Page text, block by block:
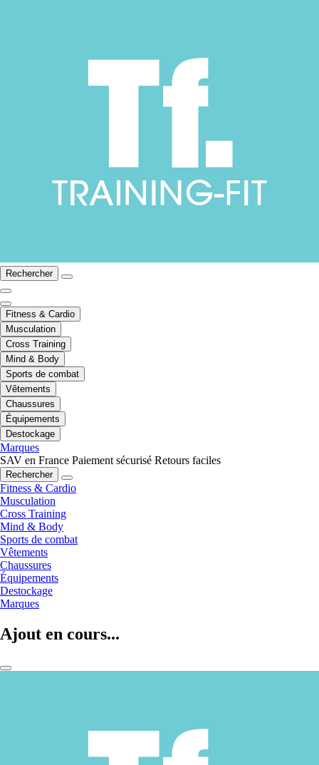
Rechercher
Fitness & Cardio
Musculation
Cross Training
Mind & Body
Sports de combat
Vêtements
Chaussures
Équipements
Destockage
Marques
SAV en France Paiement sécurisé Retours faciles
Rechercher
Fitness & Cardio
Musculation
Cross Training
Mind & Body
Sports de combat
Vêtements
Chaussures
Équipements
Destockage
Marques
Ajout en cours...